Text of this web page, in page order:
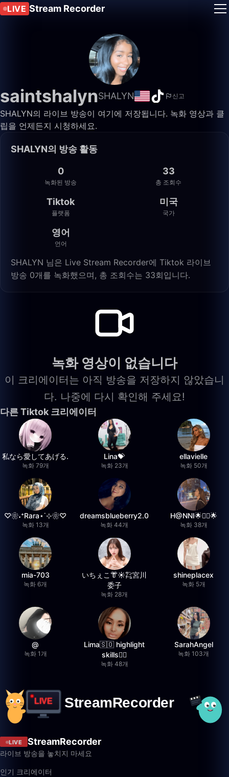
LIVE Stream Recorder
saintshalynSHALYN 신고
SHALYN의 라이브 방송이 여기에 저장됩니다. 녹화 영상과 클
립을 언제든지 시청하세요.
SHALYN의 방송 활동
0
녹화된 방송
33
총 조회수
Tiktok
플랫폼
미국
국가
영어
언어
SHALYN 님은 Live Stream Recorder에 Tiktok 라이브
방송 0개를 녹화했으며, 총 조회수는 33회입니다.
녹화 영상이 없습니다
이 크리에이터는 아직 방송을 저장하지 않았습니
다. 나중에 다시 확인해 주세요!
다른 Tiktok 크리에이터
私なら愛してあげる.
녹화 79개
Lina💝
녹화 23개
ellavielle
녹화 50개
♡❀˖⁺Rara⋆˙⊹❀♡
녹화 13개
dreamsblueberry2.0
녹화 44개
H@NNI🌟❤️‍🔥🌟
녹화 38개
mia-703
녹화 6개
いちぇこ👘☀️㌠宮川
委子
녹화 28개
shineplacex
녹화 5개
@
녹화 1개
Lima🇸🇴 highlight
skills✌🏽
녹화 48개
SarahAngel
녹화 103개
LIVE StreamRecorder
라이브 방송을 놓치지 마세요
인기 크리에이터